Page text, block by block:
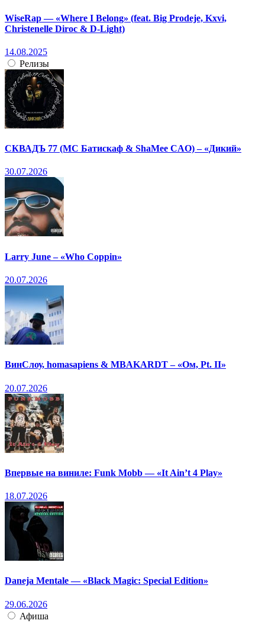
WiseRap — «Where I Belong» (feat. Big Prodeje, Kxvi,
Christenelle Diroc & D-Light)
14.08.2025
Релизы
СКВАДЪ 77 (МС Батискаф & ShaMee CAO) – «Дикий»
30.07.2026
Larry June – «Who Coppin»
20.07.2026
ВинСлоу, homasapiens & MBAKARDT – «Ом, Pt. II»
20.07.2026
Впервые на виниле: Funk Mobb — «It Ain’t 4 Play»
18.07.2026
Daneja Mentale — «Black Magic: Special Edition»
29.06.2026
Афиша